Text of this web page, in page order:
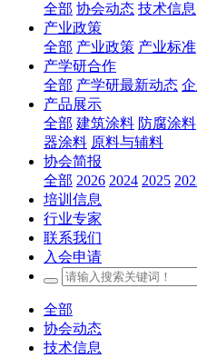
全部 协会动态 技术信息
产业政策
全部 产业政策 产业标准
产学研合作
全部 产学研最新动态
产品展示
全部 建筑涂料 防腐涂料
器涂料 原料与辅料
协会简报
全部 2026 2024 2025
培训信息
行业专家
联系我们
入会申请
全部
协会动态
技术信息